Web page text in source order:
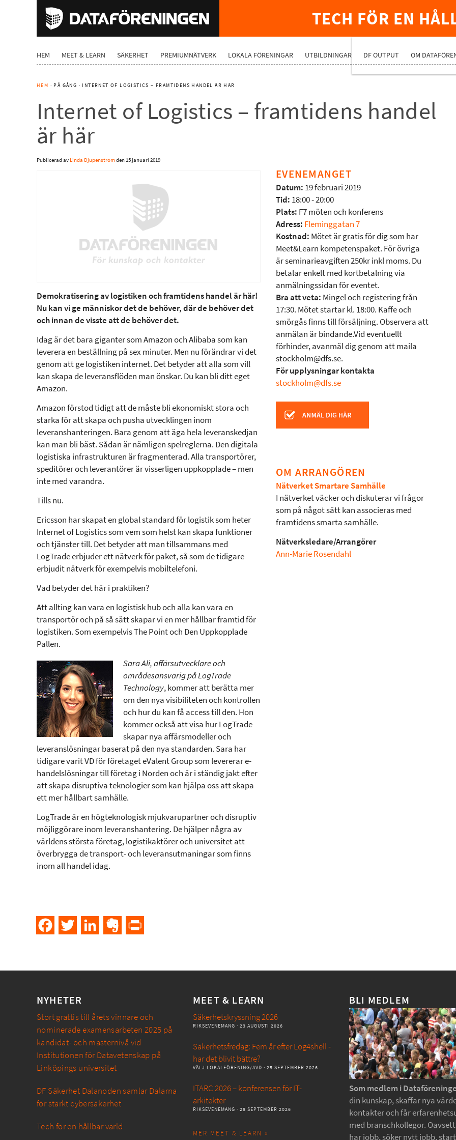
TECH FÖR EN
HEM MEET & LEARN SÄKERHET PREMIUMNÄTVERK LOKALA FÖRENINGAR UTBILDNINGAR DF OUTPUT OM
HEM · PÅ GÅNG · INTERNET OF LOGISTICS – FRAMTIDENS HANDEL ÄR HÄR
Internet of Logistics – framtidens handel
är här
Publicerad av Linda Djupenströmden15 januari 2019
Demokratisering av logistiken och framtidens handel är här!
Nu kan vi ge människor det de behöver, där de behöver det
och innan de visste att de behöver det.
Idag är det bara giganter som Amazon och Alibaba som kan
leverera en beställning på sex minuter. Men nu förändrar vi det
genom att ge logistiken internet. Det betyder att alla som vill
kan skapa de leveransflöden man önskar. Du kan bli ditt eget
Amazon.
Amazon förstod tidigt att de måste bli ekonomiskt stora och
starka för att skapa och pusha utvecklingen inom
leveranshanteringen. Bara genom att äga hela leveranskedjan
kan man bli bäst. Sådan är nämligen spelreglerna. Den digitala
logistiska infrastrukturen är fragmenterad. Alla transportörer,
speditörer och leverantörer är visserligen uppkopplade – men
inte med varandra.
Tills nu.
Ericsson har skapat en global standard för logistik som heter
Internet of Logistics som vem som helst kan skapa funktioner
och tjänster till. Det betyder att man tillsammans med
LogTrade erbjuder ett nätverk för paket, så som de tidigare
erbjudit nätverk för exempelvis mobiltelefoni.
Vad betyder det här i praktiken?
Att allting kan vara en logistisk hub och alla kan vara en
transportör och på så sätt skapar vi en mer hållbar framtid för
logistiken. Som exempelvis The Point och Den Uppkopplade
Pallen.
Sara Ali, affärsutvecklare och
områdesansvarig på LogTrade
Technology, kommer att berätta mer
om den nya visibiliteten och kontrollen
och hur du kan få access till den. Hon
kommer också att visa hur LogTrade
skapar nya affärsmodeller och
leveranslösningar baserat på den nya standarden. Sara har
tidigare varit VD för företaget eValent Group som levererar e-
handelslösningar till företag i Norden och är i ständig jakt efter
att skapa disruptiva teknologier som kan hjälpa oss att skapa
ett mer hållbart samhälle.
LogTrade är en högteknologisk mjukvarupartner och disruptiv
möjliggörare inom leveranshantering. De hjälper några av
världens största företag, logistikaktörer och universitet att
överbrygga de transport- och leveransutmaningar som finns
inom all handel idag.
EVENEMANGET
Datum: 19 februari 2019
Tid: 18:00 - 20:00
Plats: F7 möten och konferens
Adress: Fleminggatan 7
Kostnad: Mötet är gratis för dig som har
Meet&Learn kompetenspaket. För övriga
är seminarieavgiften 250kr inkl moms. Du
betalar enkelt med kortbetalning via
anmälningssidan för eventet.
Bra att veta: Mingel och registering från
17:30. Mötet startar kl. 18:00. Kaffe och
smörgås finns till försäljning. Observera att
anmälan är bindande.Vid eventuellt
förhinder, avanmäl dig genom att maila
stockholm@dfs.se.
För upplysningar kontakta
stockholm@dfs.se
OM ARRANGÖREN
Nätverket Smartare Samhälle
I nätverket väcker och diskuterar vi frågor
som på något sätt kan associeras med
framtidens smarta samhälle.
Nätverksledare/Arrangörer
Ann-Marie Rosendahl
FacebookTwitter LinkedInEvernote
NYHETER
Stort grattis till årets vinnare och
nominerade examensarbeten 2025 på
kandidat- och masternivå vid
Institutionen för Datavetenskap på
Linköpings universitet
DF Säkerhet Dalanoden samlar Dalarna
för stärkt cybersäkerhet
Tech för en hållbar värld
MEET & LEARN
Säkerhetskryssning 2026
RIKSEVENEMANG · 23 AUGUSTI 2026
Säkerhetsfredag: Fem år efter Log4shell -
har det blivit bättre?
VÄLJ LOKALFÖRENING/AVD · 25 SEPTEMBER 2026
ITARC 2026 – konferensen för IT-
arkitekter
RIKSEVENEMANG · 28 SEPTEMBER 2026
MER MEET & LEARN »
BLI MEDLEM
Som medlem i
din kunskap, skaffar nya
kontakter och får
med branschkollegor.
har jobb, söker nytt jobb,